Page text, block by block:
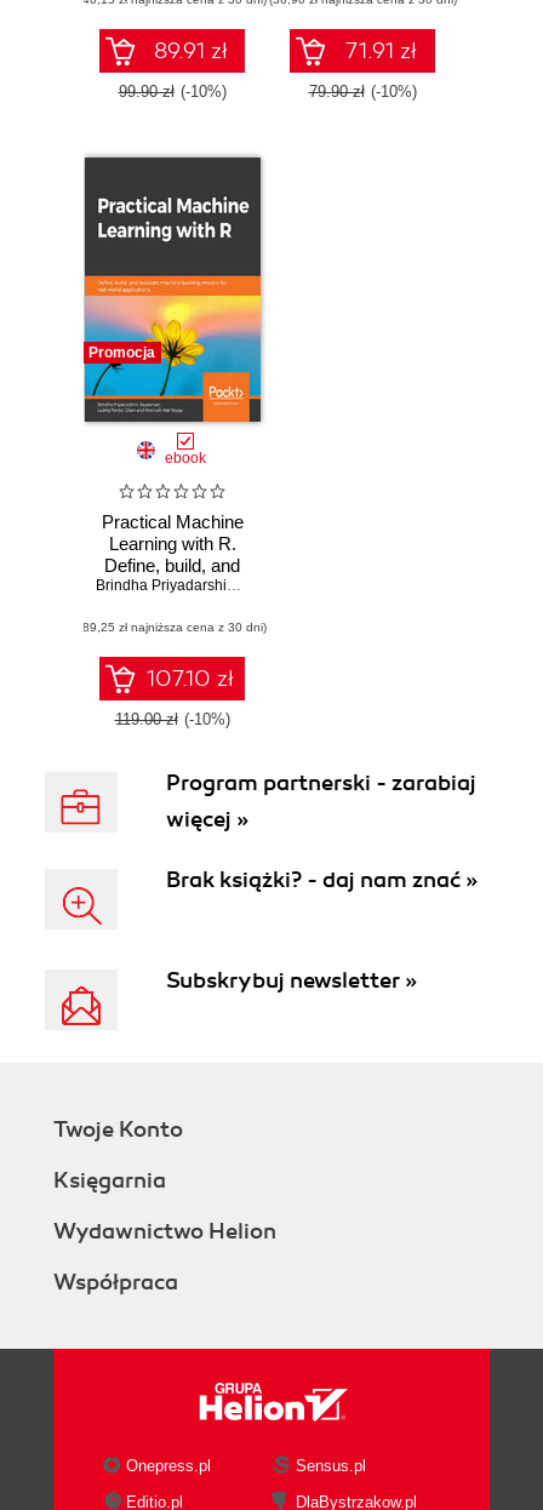
89.91 zł
99.90 zł (-10%)
71.91 zł
79.90 zł (-10%)
Promocja
ebook
Practical Machine
Learning with R.
Define, build, and
evaluate machine
real-world
applications
Brindha Priyadarshini Jeyaraman
(89,25 zł najniższa cena z 30 dni)
107.10 zł
119.00 zł (-10%)
Program partnerski - zarabiaj
więcej »
Brak książki? - daj nam znać »
Subskrybuj newsletter »
Twoje Konto
Księgarnia
Wydawnictwo Helion
Współpraca
Onepress.pl
Sensus.pl
Editio.pl
DlaBystrzakow.pl